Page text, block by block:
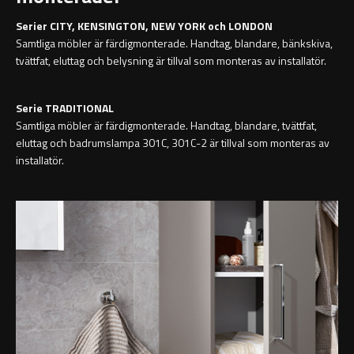
Ambient Speglar
Förvaring
Förvaringsskåp
Handfat
Heltäckande handfat
Fristående handfat
Sky Spegelskåp
Traditional
Atlanta
Boston
Miami
Montana
Katalog
Kampanj
Projektsortiment
Reservdelar
Outlet
Serier CITY, KENSINGTON, NEW YORK och LONDON
Samtliga möbler är färdigmonterade. Handtag, blandare, bänkskiva,
tvättfat, eluttag och belysning är tillval som monteras av installatör.
Serie TRADITIONAL
Samtliga möbler är färdigmonterade. Handtag, blandare, tvättfat,
eluttag och badrumslampa 301C, 301C-2 är tillval som monteras av
installatör.